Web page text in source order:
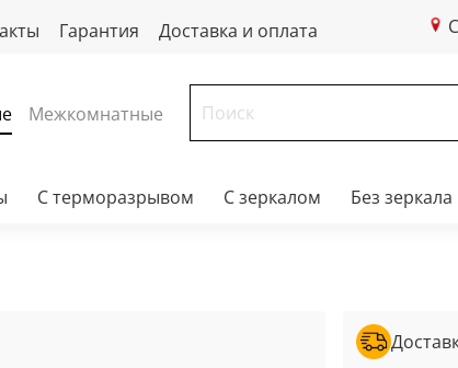
Гарантия Доставка и оплата
Межкомнатные
С терморазрывом С зеркалом Без зеркала